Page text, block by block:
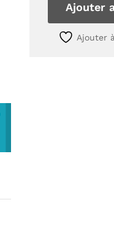
UE58TU6925K
quantity
Ajouter
Ajouter